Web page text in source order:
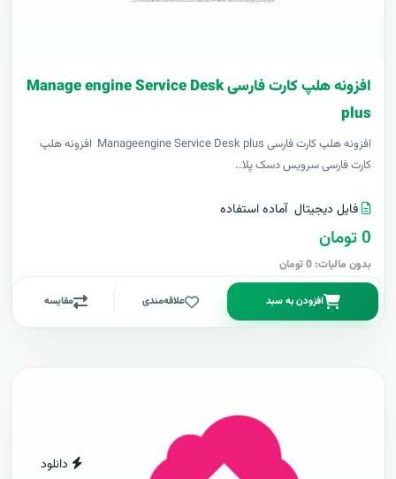
افزونه هلپ کارت فارسی Manage engine Service Desk
plus
افزونه هلپ کارت فارسی Manageengine Service Desk plus افزونه هلپ
کارت فارسی سرویس دسک پلا..
فایل دیجیتال آماده استفاده
0 تومان
بدون مالیات: 0 تومان
افزودن به سبد علاقه‌مندی مقایسه
دانلود